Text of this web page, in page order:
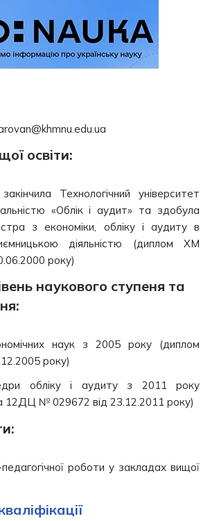
освіти:
Технологічний університет
«Облік і аудит» та здобула
з економіки, обліку і аудиту в
діяльністю (диплом ХМ
року)
наукового ступеня та
наук з 2005 року (диплом
року)
обліку і аудиту з 2011 року
12ДЦ № 029672 від 23.12.2011 року)
роботи у закладах вищої